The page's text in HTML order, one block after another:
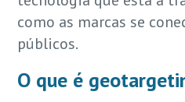
como as marcas se
públicos.
O que é